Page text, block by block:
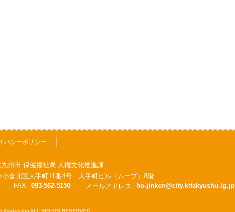
バシーポリシー
州市 保健福祉局 人権文化推進課
小倉北区大手町11番4号 大手町ビル（ムーブ）8階
FAX 093-562-5150 メールアドレス ho-jinken@city.kitakyushu.lg.jp
Kitakyushu ALL RIGHTS RESERVED.